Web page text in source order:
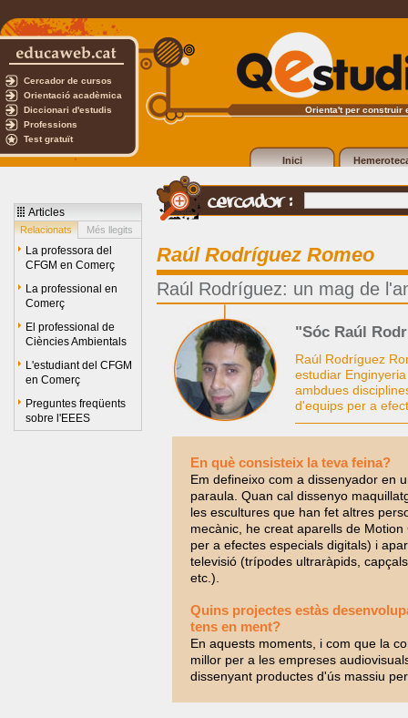
Cercador de cursos
Orientació acadèmica
Diccionari d'estudis
Professions
Test gratuït
Orienta't per construir
Inici
Articles
Relacionats Més llegits
La professora del
CFGM en Comerç
La professional en
Comerç
El professional de
Ciències Ambientals
L'estudiant del CFGM
en Comerç
Preguntes freqüents
sobre l'EEES
Raúl Rodríguez Romeo
Raúl Rodríguez: un mag de
"Sóc Raúl
Raúl Rodríguez
estudiar
ambdues
d'equips per a
En què consisteix la teva feina?
Em defineixo com a dissenyador en
paraula. Quan cal dissenyo
les escultures que han fet altres
mecànic, he creat aparells de
per a efectes especials digitals) i
televisió (trípodes ultraràpids,
etc.).
Quins projectes estàs
tens en ment?
En aquests moments, i com que la
millor per a les empreses
dissenyant productes d'ús massiu